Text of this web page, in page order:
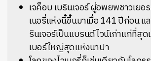
เจค็อบ เบรินเจอร์ ผู้อพยพชาวเยอ
เนอรี่แห่งนี้ขึ้นมาเมื่อ 141 ปีก่อน แ
รินเจอร์เป็นแบรนด์ไวน์เก่าแก่ที่สุ
เบอร์ใหญ่สุดแห่งนาปา